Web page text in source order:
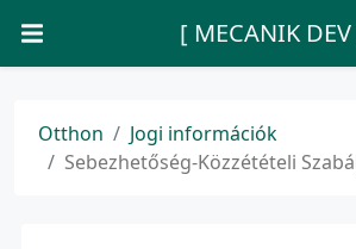
[ MECANIK
Otthon
Jogi információk
Sebezhetőség-Közzétételi